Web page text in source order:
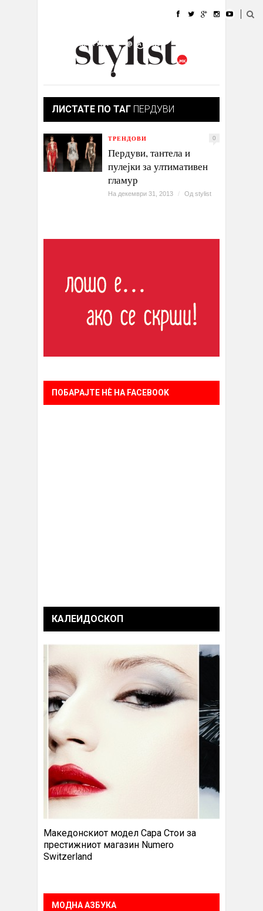
УБАВИНА
КУЛТУРА @РАБОТА
ИЗЛОГ
ЛИСТАТЕ ПО ТАГ ПЕРДУВИ
ТРЕНДОВИ 0
Пердуви, тантела и
пулејки за ултимативен
гламур
На декември 31, 2013 / Од stylist
ПОБАРАЈТЕ НÈ НА FACEBOOK
КАЛЕИДОСКОП
Македонскиот модел Сара Стои за
престижниот магазин Numero
Switzerland
МОДНА АЗБУКА